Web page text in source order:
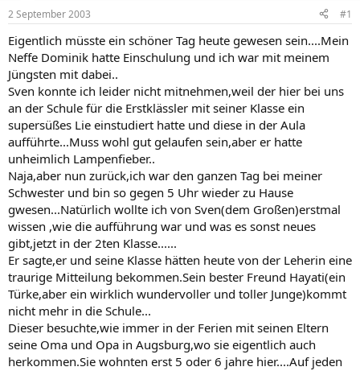
l
e
r
l
t
a
m
2 September 2003 #1
Eigentlich müsste ein schöner Tag heute gewesen sein....Mein
Neffe Dominik hatte Einschulung und ich war mit meinem
Jüngsten mit dabei..
Sven konnte ich leider nicht mitnehmen,weil der hier bei uns
an der Schule für die Erstklässler mit seiner Klasse ein
supersüßes Lie einstudiert hatte und diese in der Aula
aufführte...Muss wohl gut gelaufen sein,aber er hatte
unheimlich Lampenfieber..
Naja,aber nun zurück,ich war den ganzen Tag bei meiner
Schwester und bin so gegen 5 Uhr wieder zu Hause
gwesen...Natürlich wollte ich von Sven(dem Großen)erstmal
wissen ,wie die aufführung war und was es sonst neues
gibt,jetzt in der 2ten Klasse......
Er sagte,er und seine Klasse hätten heute von der Leherin eine
traurige Mitteilung bekommen.Sein bester Freund Hayati(ein
Türke,aber ein wirklich wundervoller und toller Junge)kommt
nicht mehr in die Schule...
Dieser besuchte,wie immer in der Ferien mit seinen Eltern
seine Oma und Opa in Augsburg,wo sie eigentlich auch
herkommen.Sie wohnten erst 5 oder 6 jahre hier....Auf jeden